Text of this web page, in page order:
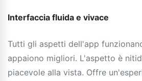
Interfaccia fluida e vivace
Tutti gli aspetti dell'app
appaiono migliori. L'aspetto è
piacevole alla vista. Offre